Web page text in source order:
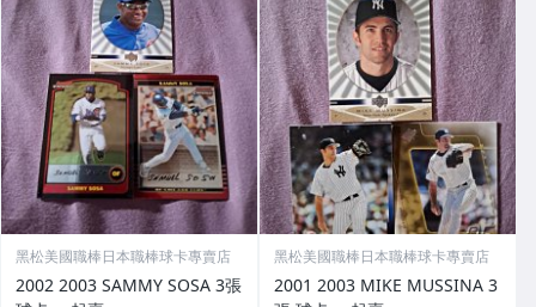
黑松美國職棒日本職棒球卡專賣店
2002 2003 SAMMY SOSA 3張
黑松美國職棒日本職棒球卡專賣店
2001 2003 MIKE MUSSINA 3